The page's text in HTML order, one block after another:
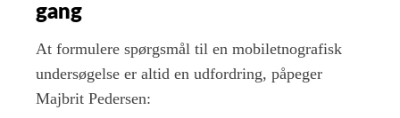
gang
At formulere spørgsmål til en mobiletnografisk
undersøgelse er altid en udfordring, påpeger
Majbrit Pedersen: